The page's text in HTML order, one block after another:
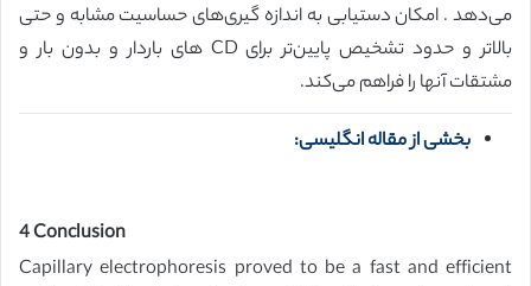
می‌دهد . امکان دستیابی به اندازه گیری‌های حساسیت مشابه و حتی
بالاتر و حدود تشخیص پایین‌تر برای CD های باردار و بدون بار و
مشتقات آنها را فراهم می‌کند.
بخشی از مقاله انگلیسی:
4 Conclusion
Capillary electrophoresis proved to be a fast and efficient